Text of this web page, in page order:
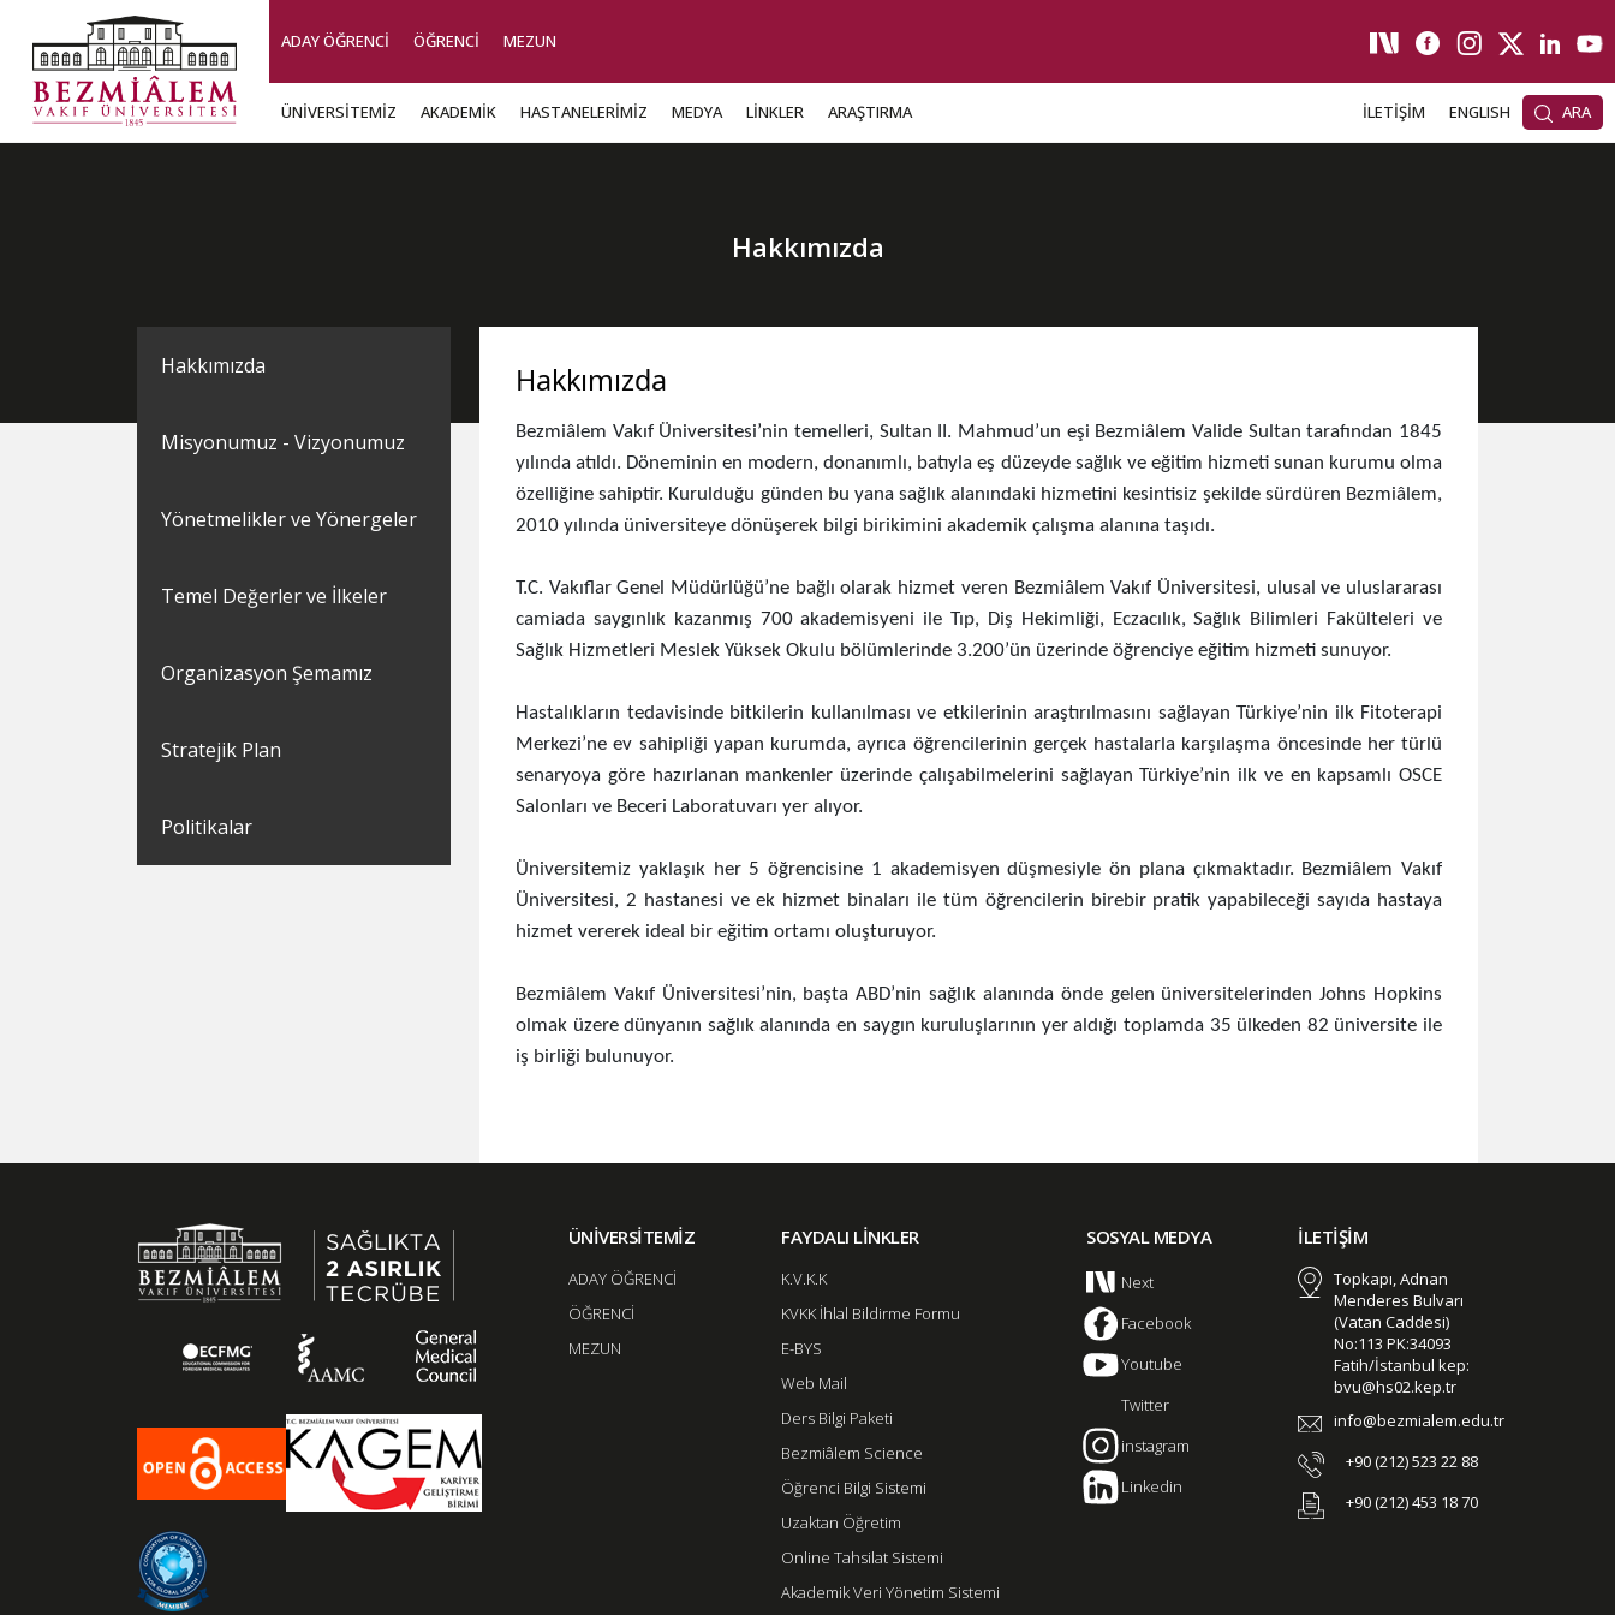
ADAY ÖĞRENCİ ÖĞRENCİ MEZUN
ÜNİVERSİTEMİZ AKADEMİK HASTANELERİMİZ MEDYA LİNKLER ARAŞTIRMA İLETİŞİM ENGLISH ARA
Hakkımızda
Hakkımızda
Misyonumuz - Vizyonumuz
Yönetmelikler ve Yönergeler
Temel Değerler ve İlkeler
Organizasyon Şemamız
Stratejik Plan
Politikalar
Hakkımızda
Bezmiâlem Vakıf Üniversitesi’nin temelleri, Sultan II. Mahmud’un eşi Bezmiâlem Valide Sultan tarafından 1845
yılında atıldı. Döneminin en modern, donanımlı, batıyla eş düzeyde sağlık ve eğitim hizmeti sunan kurumu olma
özelliğine sahiptir. Kurulduğu günden bu yana sağlık alanındaki hizmetini kesintisiz şekilde sürdüren Bezmiâlem,
2010 yılında üniversiteye dönüşerek bilgi birikimini akademik çalışma alanına taşıdı. ​
T.C. Vakıflar Genel Müdürlüğü’ne bağlı olarak hizmet veren Bezmiâlem Vakıf Üniversitesi, ulusal ve uluslararası
camiada saygınlık kazanmış 700 akademisyeni ile Tıp, Diş Hekimliği, Eczacılık, Sağlık Bilimleri Fakülteleri ve
Sağlık Hizmetleri Meslek Yüksek Okulu bölümlerinde 3.200’ün üzerinde öğrenciye eğitim hizmeti sunuyor.
Hastalıkların tedavisinde bitkilerin kullanılması ve etkilerinin araştırılmasını sağlayan Türkiye’nin ilk Fitoterapi
Merkezi’ne ev sahipliği yapan kurumda, ayrıca öğrencilerinin gerçek hastalarla karşılaşma öncesinde her türlü
senaryoya göre hazırlanan mankenler üzerinde çalışabilmelerini sağlayan Türkiye’nin ilk ve en kapsamlı OSCE
Salonları ve Beceri Laboratuvarı yer alıyor.
Üniversitemiz yaklaşık her 5 öğrencisine 1 akademisyen düşmesiyle ön plana çıkmaktadır. Bezmiâlem Vakıf
Üniversitesi, 2 hastanesi ve ek hizmet binaları ile tüm öğrencilerin birebir pratik yapabileceği sayıda hastaya
hizmet vererek ideal bir eğitim ortamı oluşturuyor.
Bezmiâlem Vakıf Üniversitesi’nin, başta ABD’nin sağlık alanında önde gelen üniversitelerinden Johns Hopkins
olmak üzere dünyanın sağlık alanında en saygın kuruluşlarının yer aldığı toplamda 35 ülkeden 82 üniversite ile
iş birliği bulunuyor.
ÜNİVERSİTEMİZ
ADAY ÖĞRENCİ
ÖĞRENCİ
MEZUN
FAYDALI LİNKLER
K.V.K.K
KVKK İhlal Bildirme Formu
E-BYS
Web Mail
Ders Bilgi Paketi
Bezmiâlem Science
Öğrenci Bilgi Sistemi
Uzaktan Öğretim
Online Tahsilat Sistemi
Akademik Veri Yönetim Sistemi
SOSYAL MEDYA
Next
Facebook
Youtube
Twitter
instagram
Linkedin
İLETİŞİM
Topkapı, Adnan
Menderes Bulvarı
(Vatan Caddesi)
No:113 PK:34093
Fatih/İstanbul kep:
bvu@hs02.kep.tr
info@bezmialem.edu.tr
+90 (212) 523 22 88
+90 (212) 453 18 70